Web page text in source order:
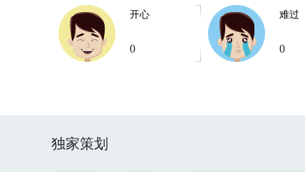
开心
0
难过
0
独家策划